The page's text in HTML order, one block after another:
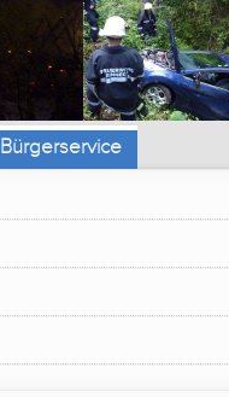
Bürgerservice